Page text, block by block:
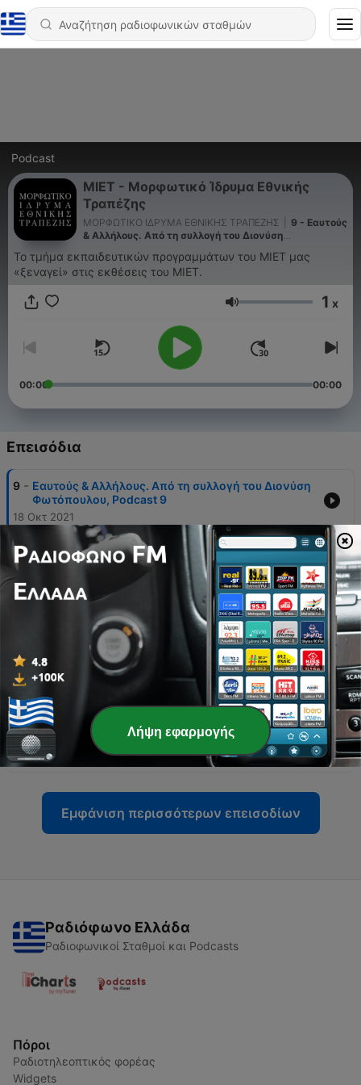
Podcast
MIET - Μορφωτικό Ίδρυμα Εθνικής
Τραπέζης
ΜΟΡΦΩΤΙΚΟ ΙΔΡΥΜΑ ΕΘΝΙΚΗΣ ΤΡΑΠΕΖΗΣ
9 - Εαυτούς
& Αλλήλους. Από τη συλλογή του Διονύση
Το τμήμα εκπαιδευτικών προγραμμάτων του ΜΙΕΤ μας
«ξεναγεί» στις εκθέσεις του ΜΙΕΤ.
Ένταση 1 x
00:00 00:00
Επεισόδια
9 - Εαυτούς & Αλλήλους. Από τη συλλογή του Διονύση
Φωτόπουλου, Podcast 9
18 Οκτ 2021
8 - Μιχάλης Αρφαράς - Διακοπές από την λογική,
Podcast 8
Θανάσης Εξαρχόπουλος - Χαρακτικά και βιβλία,
6 - Κλείτος Κύρου. Ψήγματα Μνήμης. Φωτογραφίες
03 Ιούν 2021
5 - Τόνια Νικολαΐδη - Έργα 1947-2010, Podcast 5
04 Μάιος 2021
Εμφάνιση περισσότερων επεισοδίων
Ραδιόφωνο Ελλάδα
Ραδιοφωνικοί Σταθμοί και Podcasts
Πόροι
Ραδιοτηλεοπτικός φορέας
Widgets
Λήψη εφαρμογής